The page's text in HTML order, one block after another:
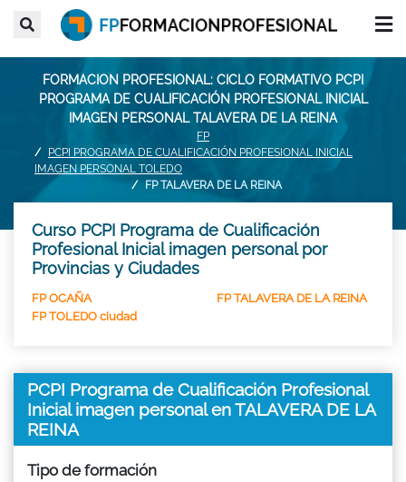
FORMACION PROFESIONAL: CICLO FORMATIVO PCPI
PROGRAMA DE CUALIFICACIÓN PROFESIONAL INICIAL
IMAGEN PERSONAL TALAVERA DE LA REINA
FP
PCPI PROGRAMA DE CUALIFICACIÓN PROFESIONAL INICIAL
IMAGEN PERSONAL TOLEDO
FP TALAVERA DE LA REINA
Curso PCPI Programa de Cualificación
Profesional Inicial imagen personal por
Provincias y Ciudades
FP OCAÑA
FP TALAVERA DE LA REINA
FP TOLEDO ciudad
PCPI Programa de Cualificación Profesional
Inicial imagen personal en TALAVERA DE LA
REINA
Tipo de formación